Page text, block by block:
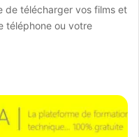
de télécharger vos films et
téléphone ou votre